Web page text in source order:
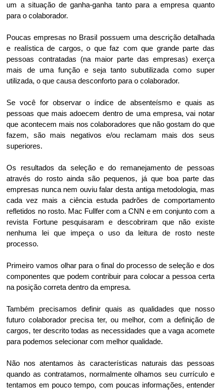
um a situação de ganha-ganha tanto para a empresa quanto
para o colaborador.
Poucas empresas no Brasil possuem uma descrição detalhada
e realística de cargos, o que faz com que grande parte das
pessoas contratadas (na maior parte das empresas) exerça
mais de uma função e seja tanto subutilizada como super
utilizada, o que causa desconforto para o colaborador.
Se você for observar o índice de absenteísmo e quais as
pessoas que mais adoecem dentro de uma empresa, vai notar
que acontecem mais nos colaboradores que não gostam do que
fazem, são mais negativos e/ou reclamam mais dos seus
superiores.
Os resultados da seleção e do remanejamento de pessoas
através do rosto ainda são pequenos, já que boa parte das
empresas nunca nem ouviu falar desta antiga metodologia, mas
cada vez mais a ciência estuda padrões de comportamento
refletidos no rosto. Mac Fullfer com a CNN e em conjunto com a
revista Fortune pesquisaram e descobriram que não existe
nenhuma lei que impeça o uso da leitura de rosto neste
processo.
Primeiro vamos olhar para o final do processo de seleção e dos
componentes que podem contribuir para colocar a pessoa certa
na posição correta dentro da empresa.
Também precisamos definir quais as qualidades que nosso
futuro colaborador precisa ter, ou melhor, com a definição de
cargos, ter descrito todas as necessidades que a vaga acomete
para podemos selecionar com melhor qualidade.
Não nos atentamos às características naturais das pessoas
quando as contratamos, normalmente olhamos seu currículo e
tentamos em pouco tempo, com poucas informações, entender